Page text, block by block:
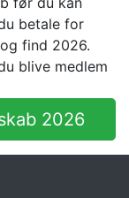
betale for
find 2026.
blive medlem
2026